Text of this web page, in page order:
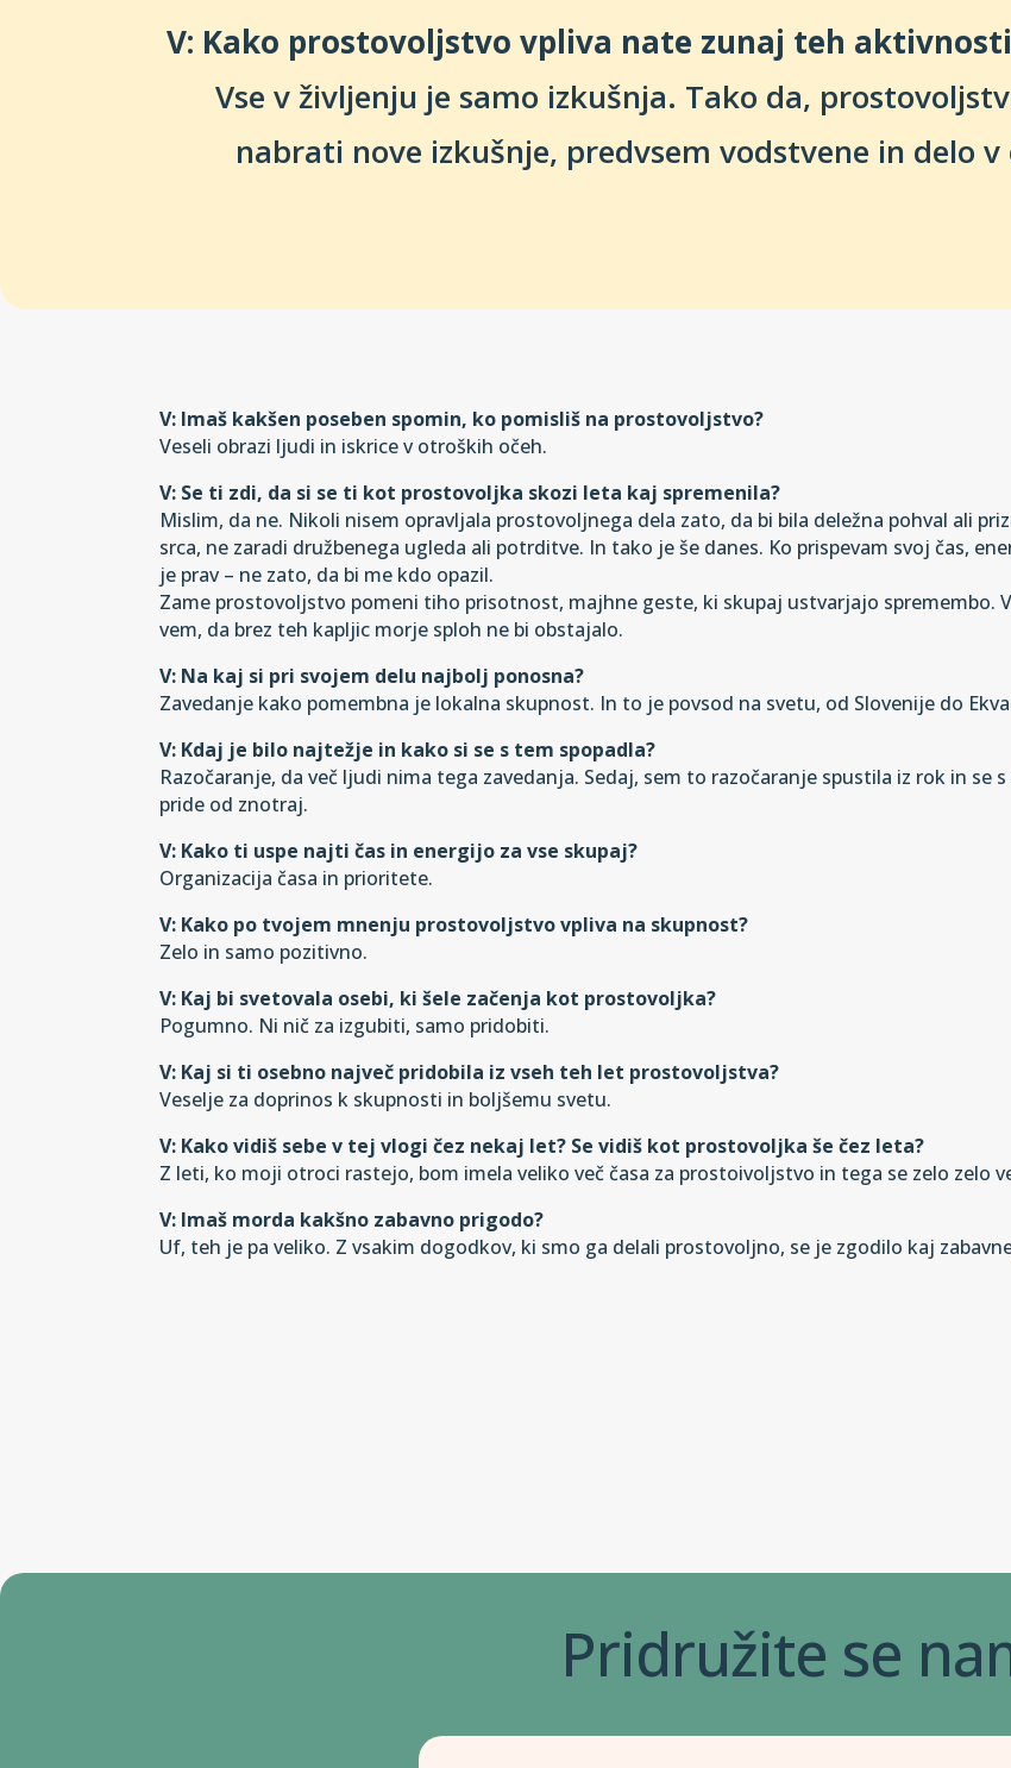
V: Kako prostovoljstvo vpliva nate zunaj teh
Vse v življenju je samo izkušnja. Tako da,
nabrati nove izkušnje, predvsem vodstvene in delo
V: Imaš kakšen poseben spomin, ko pomisliš na prostovoljstvo?
Veseli obrazi ljudi in iskrice v otroških očeh.
V: Se ti zdi, da si se ti kot prostovoljka skozi leta kaj spremenila?
Mislim, da ne. Nikoli nisem opravljala prostovoljnega dela zato, da bi bila deležna pohval ali
srca, ne zaradi družbenega ugleda ali potrditve. In tako je še danes. Ko prispevam svoj čas,
je prav – ne zato, da bi me kdo opazil.
Zame prostovoljstvo pomeni tiho prisotnost, majhne geste, ki skupaj ustvarjajo spremembo.
vem, da brez teh kapljic morje sploh ne bi obstajalo.
V: Na kaj si pri svojem delu najbolj ponosna?
Zavedanje kako pomembna je lokalna skupnost. In to je povsod na svetu, od Slovenije do
V: Kdaj je bilo najtežje in kako si se s tem spopadla?
Razočaranje, da več ljudi nima tega zavedanja. Sedaj, sem to razočaranje spustila iz rok in se
pride od znotraj.
V: Kako ti uspe najti čas in energijo za vse skupaj?
Organizacija časa in prioritete.
V: Kako po tvojem mnenju prostovoljstvo vpliva na skupnost?
Zelo in samo pozitivno.
V: Kaj bi svetovala osebi, ki šele začenja kot prostovoljka?
Pogumno. Ni nič za izgubiti, samo pridobiti.
V: Kaj si ti osebno največ pridobila iz vseh teh let prostovoljstva?
Veselje za doprinos k skupnosti in boljšemu svetu.
V: Kako vidiš sebe v tej vlogi čez nekaj let? Se vidiš kot prostovoljka še čez leta?
Z leti, ko moji otroci rastejo, bom imela veliko več časa za prostoivoljstvo in tega se zelo zelo
V: Imaš morda kakšno zabavno prigodo?
Uf, teh je pa veliko. Z vsakim dogodkov, ki smo ga delali prostovoljno, se je zgodilo kaj
Pridružite se